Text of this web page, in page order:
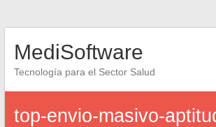
MediSoftware
Tecnología para el Sector Salud
top-envio-masivo-